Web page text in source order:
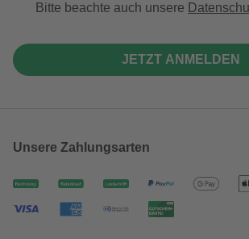
Bitte beachte auch unsere
JETZT ANMELDEN
Unsere Zahlungsarten